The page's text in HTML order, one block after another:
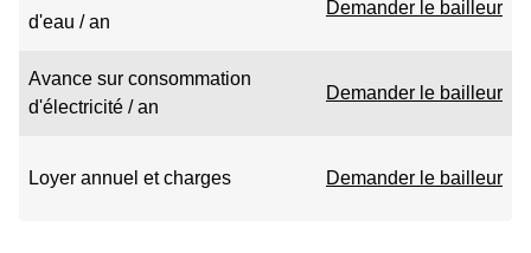
d'eau / an
Demander le bailleur
Avance sur consommation
d'électricité / an
Demander le bailleur
Loyer annuel et charges Demander le bailleur